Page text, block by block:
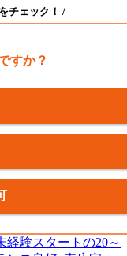
をチェック！ /
すか？